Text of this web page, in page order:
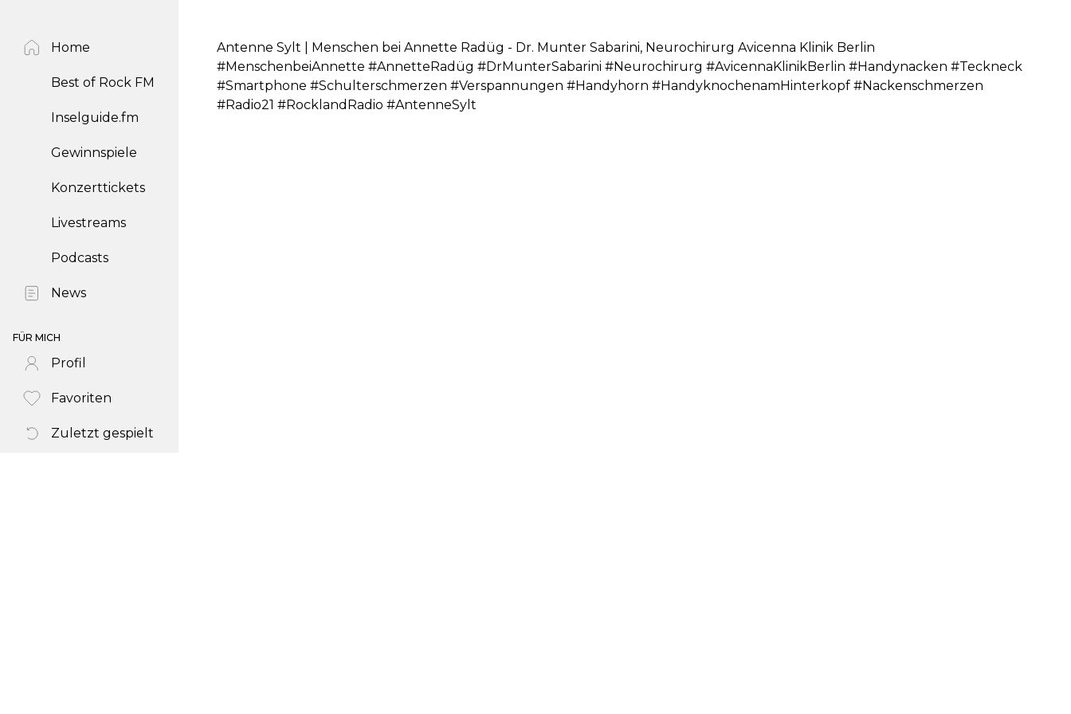
Home
Best of Rock FM
Inselguide.fm
Gewinnspiele
Konzerttickets
Livestreams
Podcasts
News
FÜR MICH
Profil
Favoriten
Zuletzt gespielt
Antenne Sylt | Menschen bei Annette Radüg - Dr. Munter Sabarini, Neurochirurg Avicenna Klinik Berlin
#MenschenbeiAnnette #AnnetteRadüg #DrMunterSabarini #Neurochirurg #AvicennaKlinikBerlin #Handynacken #Teckneck
#Smartphone #Schulterschmerzen #Verspannungen #Handyhorn #HandyknochenamHinterkopf #Nackenschmerzen
#Radio21 #RocklandRadio #AntenneSylt